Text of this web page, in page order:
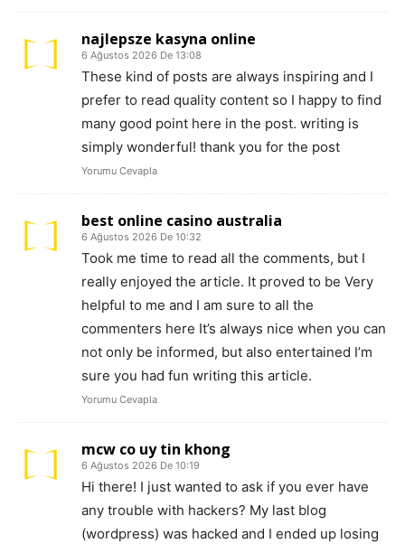
najlepsze kasyna online
6 Ağustos 2026 De 13:08
These kind of posts are always inspiring and I
prefer to read quality content so I happy to find
many good point here in the post. writing is
simply wonderful! thank you for the post
Yorumu Cevapla
best online casino australia
6 Ağustos 2026 De 10:32
Took me time to read all the comments, but I
really enjoyed the article. It proved to be Very
helpful to me and I am sure to all the
commenters here It’s always nice when you can
not only be informed, but also entertained I’m
sure you had fun writing this article.
Yorumu Cevapla
mcw co uy tin khong
6 Ağustos 2026 De 10:19
Hi there! I just wanted to ask if you ever have
any trouble with hackers? My last blog
(wordpress) was hacked and I ended up losing